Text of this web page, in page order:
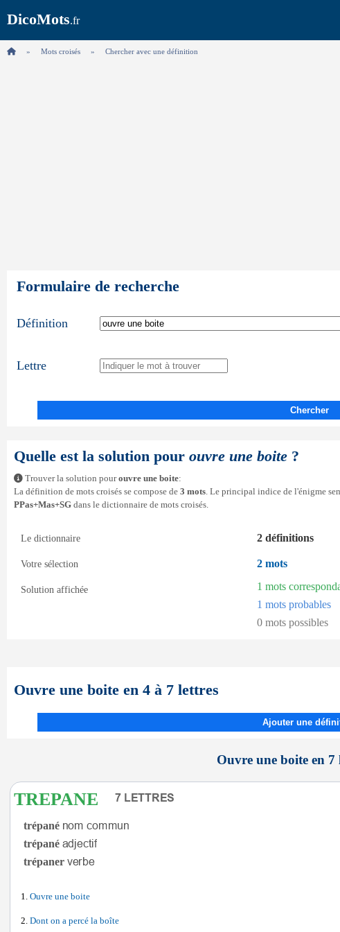
DicoMots.fr
Mots croisés Chercher avec une définition
Formulaire de recherche
Définition
Lettre
Chercher
Quelle est la solution pour ouvre une boite ?
Trouver la solution pourouvre une boite:
La définition de mots croisés se compose de 3 mots. Le principal indice de l'énigme
PPas+Mas+SG dans le dictionnaire de mots croisés.
Le dictionnaire 2 définitions
Votre sélection 2 mots
Solution affichée
1 mots
1 mots probables
0 mots possibles
Ouvre une boite en 4 à 7 lettres
Ajouter une
Ouvre une boite en 7
TREPANE
trépané
trépané
trépaner
Ouvre une boite
Dont on a percé la boîte